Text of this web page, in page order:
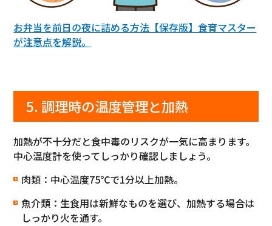
お弁当を前日の夜に詰める方法【保存版】食育マスター
が注意点を解説。
5. 調理時の温度管理と加熱
加熱が不十分だと食中毒のリスクが一気に高まります。
中心温度計を使ってしっかり確認しましょう。
肉類：中心温度75℃で1分以上加熱。
魚介類：生食用は新鮮なものを選び、加熱する場合は
しっかり火を通す。